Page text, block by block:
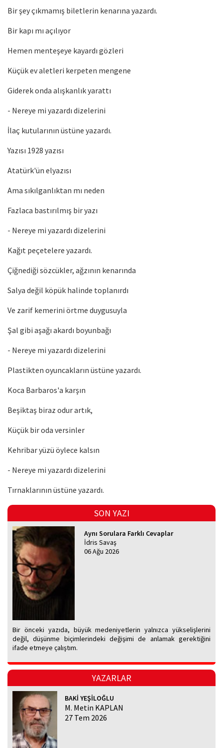
Bir şey çıkmamış biletlerin kenarına yazardı.
Bir kapı mı açılıyor
Hemen menteşeye kayardı gözleri
Küçük ev aletleri kerpeten mengene
Giderek onda alışkanlık yarattı
- Nereye mi yazardı dizelerini
İlaç kutularının üstüne yazardı.
Yazısı 1928 yazısı
Atatürk'ün elyazısı
Ama sıkılganlıktan mı neden
Fazlaca bastırılmış bir yazı
- Nereye mi yazardı dizelerini
Kağıt peçetelere yazardı.
Çiğnediği sözcükler, ağzının kenarında
Salya değil köpük halinde toplanırdı
Ve zarif kemerini örtme duygusuyla
Şal gibi aşağı akardı boyunbağı
- Nereye mi yazardı dizelerini
Plastikten oyuncakların üstüne yazardı.
Koca Barbaros'a karşın
Beşiktaş biraz odur artık,
Küçük bir oda versinler
Kehribar yüzü öylece kalsın
- Nereye mi yazardı dizelerini
Tırnaklarının üstüne yazardı.
SON YAZI
Aynı Sorulara Farklı Cevaplar
İdris Savaş
06 Ağu 2026
Bir önceki yazıda, büyük medeniyetlerin yalnızca yükselişlerini
değil, düşünme biçimlerindeki değişimi de anlamak gerektiğini
ifade etmeye çalıştım.
YAZARLAR
BAKİ YEŞİLOĞLU
M. Metin KAPLAN
27 Tem 2026